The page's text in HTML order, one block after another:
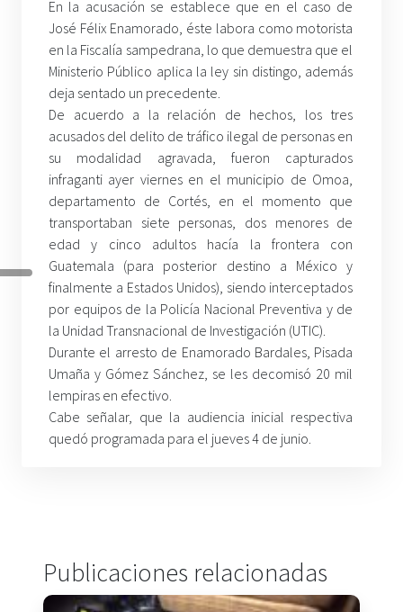
En la acusación se establece que en el caso de
José Félix Enamorado, éste labora como motorista
en la Fiscalía sampedrana, lo que demuestra que el
Ministerio Público aplica la ley sin distingo, además
deja sentado un precedente.
De acuerdo a la relación de hechos, los tres
acusados del delito de tráfico ilegal de personas en
su modalidad agravada, fueron capturados
infraganti ayer viernes en el municipio de Omoa,
departamento de Cortés, en el momento que
transportaban siete personas, dos menores de
edad y cinco adultos hacía la frontera con
Guatemala (para posterior destino a México y
finalmente a Estados Unidos), siendo interceptados
por equipos de la Policía Nacional Preventiva y de
la Unidad Transnacional de Investigación (UTIC).
Durante el arresto de Enamorado Bardales, Pisada
Umaña y Gómez Sánchez, se les decomisó 20 mil
lempiras en efectivo.
Cabe señalar, que la audiencia inicial respectiva
quedó programada para el jueves 4 de junio.
Publicaciones relacionadas